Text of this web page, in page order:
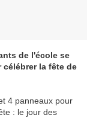
de l'école se
la fête de
4 panneaux pour
: le jour des